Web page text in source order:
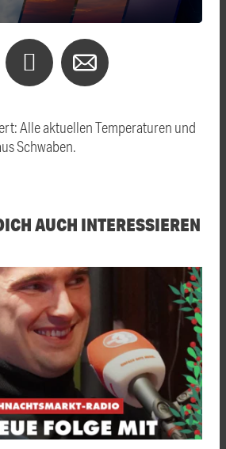
Alle aktuellen Temperaturen und
Schwaben.
AUCH INTERESSIEREN